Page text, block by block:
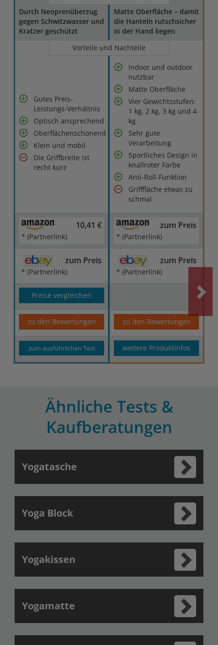
Durch Neoprenüberzug
gegen Schwitzwasser und
Kratzer geschützt
Matte Oberfläche – damit
die Hanteln rutschsicher
in der Hand liegen
Vorteile und Nachteile
Gutes Preis-
Leistungs-Verhältnis
Optisch ansprechend
Oberflächenschonend
Klein und mobil
Die Griffbreite ist
recht kurz
Indoor und outdoor
nutzbar
Matte Oberfläche
Vier Gewichtsstufen:
1 kg, 2 kg, 3 kg und 4
kg
Sehr gute
Verarbeitung
Sportliches Design in
knallroter Farbe
Anti-Roll-Funktion
Grifffläche etwas zu
schmal
10,41 €
* (Partnerlink)
zum Preis
* (Partnerlink)
zum Preis
* (Partnerlink)
zum Preis
* (Partnerlink)
Preise vergleichen
zu den Bewertungen zu den Bewertungen
zum ausführlichen Test weitere Produktinfos
Ähnliche Tests &
Kaufberatungen
Yogatasche
Yoga Block
Yogakissen
Yogamatte